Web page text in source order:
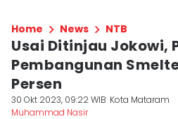
Home News NTB
Usai Ditinjau Jokowi,
Pembangunan
Persen
30 Okt 2023, 09:22 WIB Kota Mataram
Muhammad Nasir